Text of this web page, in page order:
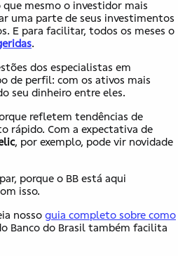
mesmo o investidor mais
uma parte de seus investimentos
E para facilitar, todos os meses o
.
dos especialistas em
de perfil: com os ativos mais
seu dinheiro entre eles.
refletem tendências de
rápido. Com a expectativa de
, por exemplo, pode vir novidade
porque o BB está aqui
isso.
nosso guia completo sobre como
Banco do Brasil também facilita